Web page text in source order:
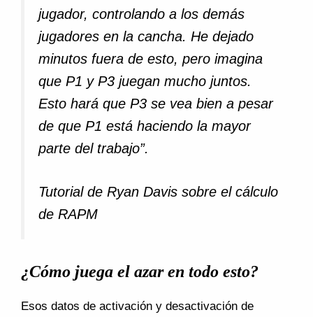
jugador, controlando a los demás
jugadores en la cancha. He dejado
minutos fuera de esto, pero imagina
que P1 y P3 juegan mucho juntos.
Esto hará que P3 se vea bien a pesar
de que P1 está haciendo la mayor
parte del trabajo”.
Tutorial de Ryan Davis sobre el cálculo
de RAPM
¿Cómo juega el azar en todo esto?
Esos datos de activación y desactivación de